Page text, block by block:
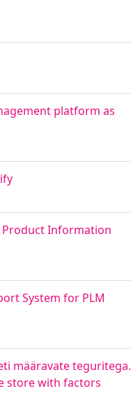
platform as
Product Information
System for PLM
määravate teguritega.
store with factors